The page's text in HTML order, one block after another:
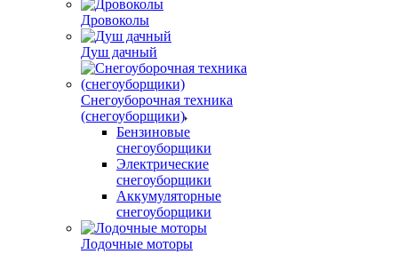
Дровоколы
Душ дачный
Снегоуборочная техника
(снегоуборщики)
Бензиновые
снегоуборщики
Электрические
снегоуборщики
Аккумуляторные
снегоуборщики
Лодочные моторы